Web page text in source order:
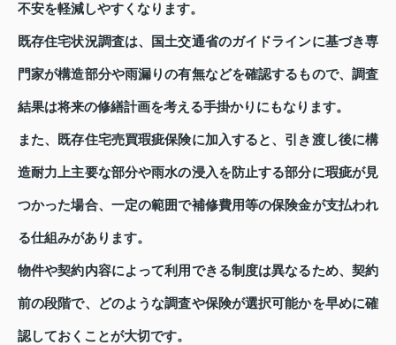
不安を軽減しやすくなります。
既存住宅状況調査は、国土交通省のガイドラインに基づき専
門家が構造部分や雨漏りの有無などを確認するもので、調査
結果は将来の修繕計画を考える手掛かりにもなります。
また、既存住宅売買瑕疵保険に加入すると、引き渡し後に構
造耐力上主要な部分や雨水の浸入を防止する部分に瑕疵が見
つかった場合、一定の範囲で補修費用等の保険金が支払われ
る仕組みがあります。
物件や契約内容によって利用できる制度は異なるため、契約
前の段階で、どのような調査や保険が選択可能かを早めに確
認しておくことが大切です。